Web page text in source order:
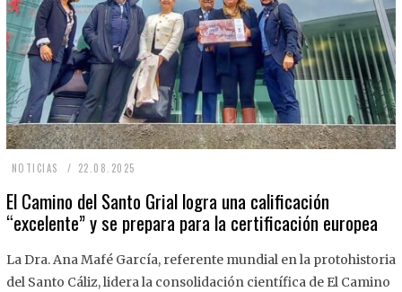
NOTICIAS 22.08.2025
.
8
El Camino del Santo Grial logra una calificación
“excelente” y se prepara para la certificación europea
La Dra. Ana Mafé García, referente mundial en la protohistoria
del Santo Cáliz, lidera la consolidación científica de El Camino